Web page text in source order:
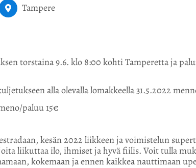
Tampere
torstaina 9.6. klo 8:00 kohti Tamperetta ja
alla olevalla lomakkeella 31.5.2022
paluu 15€
kesän 2022 liikkeen ja voimistelun
liikuttaa ilo, ihmiset ja hyvä fiilis. Voit tulla
kokemaan ja ennen kaikkea nauttimaan